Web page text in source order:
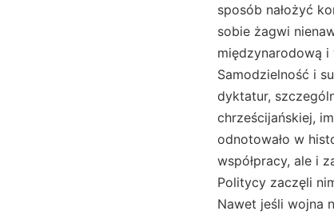
sposób nałożyć
sobie żagwi
międzynarodową
Samodzielność i
dyktatur,
chrześcijańskiej,
odnotowało w
współpracy, ale i
Politycy zaczęli
Nawet jeśli wojna